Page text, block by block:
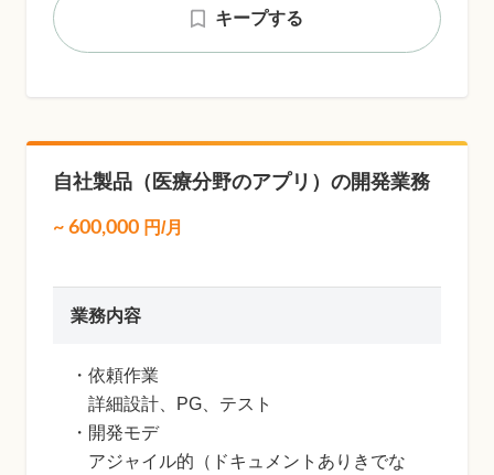
キープする
自社製品（医療分野のアプリ）の開発業務
~ 600,000 円/月
業務内容
・依頼作業
詳細設計、PG、テスト
・開発モデ
アジャイル的（ドキュメントありきでな